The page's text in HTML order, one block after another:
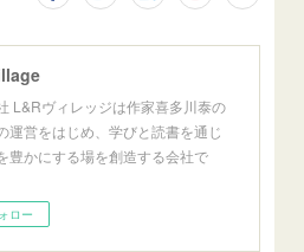
L&Rヴィレッジは作家喜多川泰の
運営をはじめ、学びと読書を通じ
豊かにする場を創造する会社で
ロー